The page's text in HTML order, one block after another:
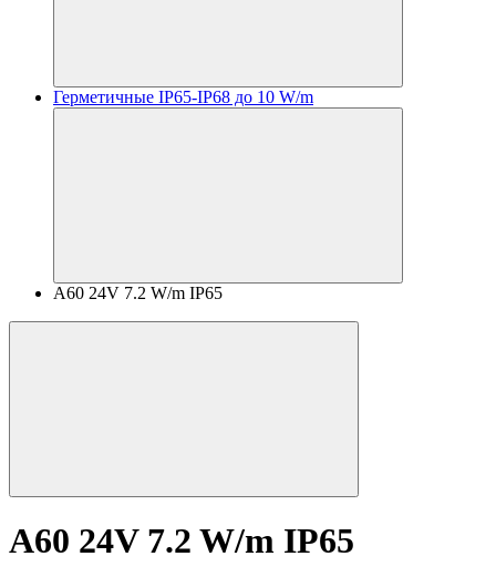
Герметичные IP65-IP68 до 10 W/m
A60 24V 7.2 W/m IP65
A60 24V 7.2 W/m IP65